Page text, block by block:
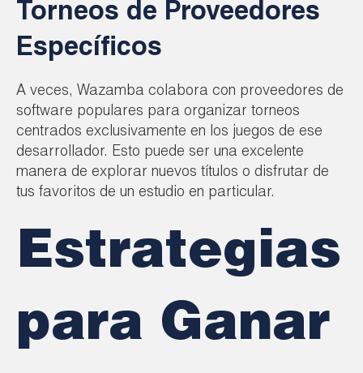
Torneos de Proveedores
Específicos
A veces, Wazamba colabora con proveedores de
software populares para organizar torneos
centrados exclusivamente en los juegos de ese
desarrollador. Esto puede ser una excelente
manera de explorar nuevos títulos o disfrutar de
tus favoritos de un estudio en particular.
Estrategias
para Ganar